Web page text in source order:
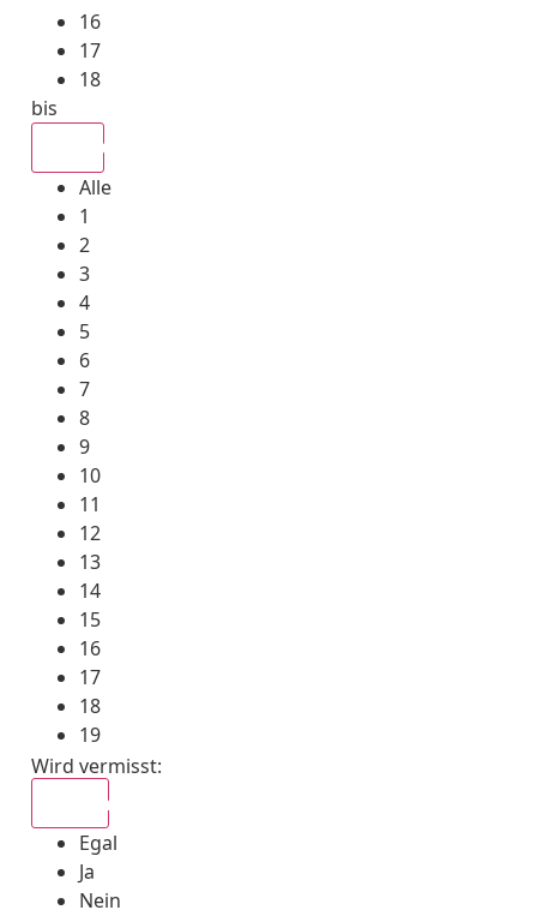
16
17
18
bis
Alle
1
2
3
4
5
6
7
8
9
10
11
12
13
14
15
16
17
18
19
Wird vermisst:
Egal
Ja
Nein